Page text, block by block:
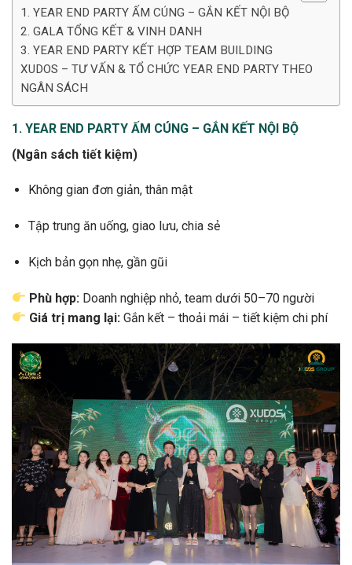
1. YEAR END PARTY ẤM CÚNG – GẮN KẾT NỘI BỘ
2. GALA TỔNG KẾT & VINH DANH
3. YEAR END PARTY KẾT HỢP TEAM BUILDING
XUDOS – TƯ VẤN & TỔ CHỨC YEAR END PARTY THEO
NGÂN SÁCH
1. YEAR END PARTY ẤM CÚNG – GẮN KẾT NỘI BỘ
(Ngân sách tiết kiệm)
Không gian đơn giản, thân mật
Tập trung ăn uống, giao lưu, chia sẻ
Kịch bản gọn nhẹ, gần gũi
Phù hợp: Doanh nghiệp nhỏ, team dưới 50–70 người
Giá trị mang lại: Gắn kết – thoải mái – tiết kiệm chi phí